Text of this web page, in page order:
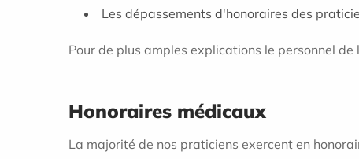
Les dépassements d'honoraires des
Pour de plus amples explications le personnel
Honoraires médicaux
La majorité de nos praticiens exercent en